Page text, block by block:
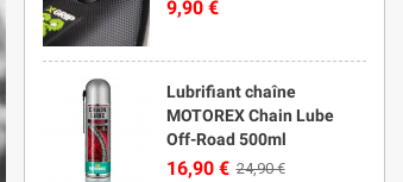
9,90 €
Lubrifiant chaîne
MOTOREX Chain Lube
Off-Road 500ml
16,90 € 24,90 €